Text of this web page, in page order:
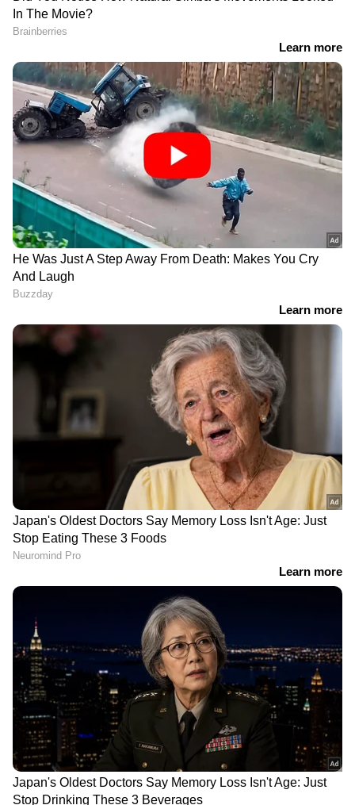
വിജയ് ആരാധകർക്ക് വീണ്ടും നിരാശ;
'ലിയോ' ട്രെയിലറിനും തിരിച്ചടി, അമ്പരന്ന്
ഫാൻസ് !
അതേസമയം, റിലീസ് ദിനം മുതൽ മികച്ച
മൗത്ത് പബ്ലിസിറ്റിയാണ് കണ്ണൂർ സ്ക്വാഡിന്
ലഭിച്ചു കൊണ്ടിരിക്കുന്നത്. ബോക്സ്